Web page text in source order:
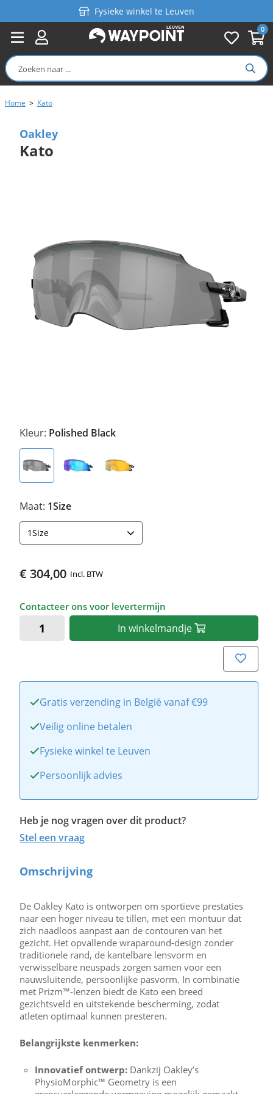
0
Fysieke winkel te Leuven
Persoonlijk advies
Gratis verzending in België vanaf €99
Home > Kato
Oakley
Kato
Kleur: Polished Black
Maat: 1Size
1Size
€ 304,00 Incl. BTW
Contacteer ons voor levertermijn
In winkelmandje
Gratis verzending in België vanaf €99
Veilig online betalen
Fysieke winkel te Leuven
Persoonlijk advies
Heb je nog vragen over dit product?
Stel een vraag
Omschrijving
De Oakley Kato is ontworpen om sportieve prestaties
naar een hoger niveau te tillen, met een montuur dat
zich naadloos aanpast aan de contouren van het
gezicht. Het opvallende wraparound-design zonder
traditionele rand, de kantelbare lensvorm en
verwisselbare neuspads zorgen samen voor een
nauwsluitende, persoonlijke pasvorm. In combinatie
met Prizm™-lenzen biedt de Kato een breed
gezichtsveld en uitstekende bescherming, zodat
atleten optimaal kunnen presteren.
Belangrijkste kenmerken:
Innovatief ontwerp: Dankzij Oakley’s
PhysioMorphic™ Geometry is een